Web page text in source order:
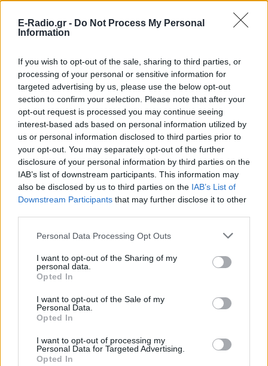
E-Radio.gr - Do Not Process My Personal
Information
If you wish to opt-out of the sale, sharing to third parties, or
processing of your personal or sensitive information for
targeted advertising by us, please use the below opt-out
section to confirm your selection. Please note that after your
opt-out request is processed you may continue seeing
interest-based ads based on personal information utilized by
us or personal information disclosed to third parties prior to
your opt-out. You may separately opt-out of the further
disclosure of your personal information by third parties on the
IAB’s list of downstream participants. This information may
also be disclosed by us to third parties on the IAB’s List of
Downstream Participants that may further disclose it to other
Personal Data Processing Opt Outs
I want to opt-out of the Sharing of my
personal data.
Opted In
I want to opt-out of the Sale of my
Personal Data.
Opted In
I want to opt-out of processing my
Personal Data for Targeted Advertising.
Opted In
διαδηλώσεις, έπειτα από την πρόσφατη πυρπόληση
του Κορανίου στη Στοκχόλμη από έναν ακροδεξιό
πολιτικό, την περασμένη εβδομάδα.
Ταξιδιωτική οδηγία για την Ευρώπη
Αρχικά εκδόθηκε "ταξιδιωτική οδηγία για
ευρωπαϊκές χώρες", στην οποία αναφέρεται ότι
"παρατηρείται αύξηση των αντιισλαμικών,
ξενοφοβικών και ρατσιστικών ενεργειών σε
ορισμένες ευρωπαϊκές χώρες, καθώς και
προπαγανδιστικές διαδηλώσεις κατά της χώρας
μας από ομάδες που συνδέονται με την
τρομοκρατική οργάνωση".
"Αυτές οι εξελίξεις, που αντικατοπτρίζουν τις
επικίνδυνες διαστάσεις της θρησκευτικής
αποκαλύπτουν ξεκάθαρα το ανησυχητικό επίπεδο
στο οποίο έχουν φτάσει τα ρατσιστικά και
μεροληπτικά κινήματα στην Ευρώπη", προστίθεται
και καλούνται "οι πολίτες που ζουν ή σχεδιάζουν να
τέτοιες ενέργειες να είναι προσεκτικοί, να μένουν
μακριά από περιοχές όπου ενδέχεται να ενταθούν